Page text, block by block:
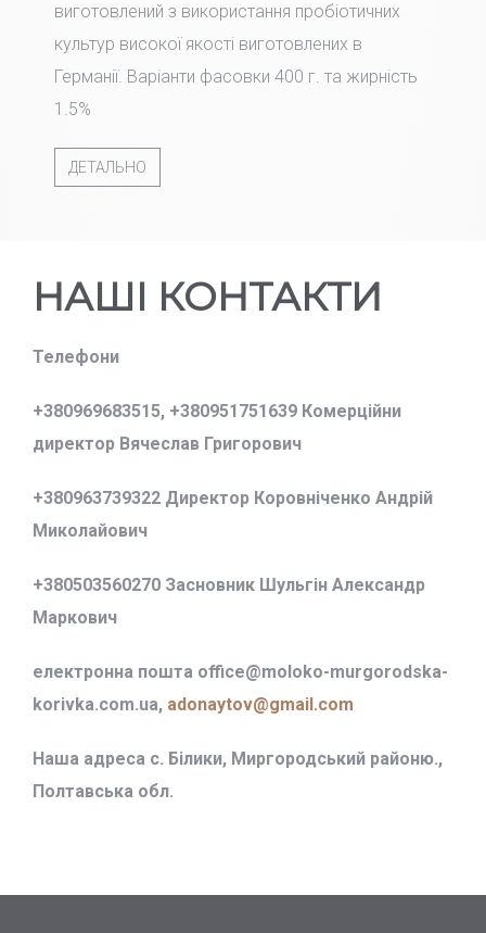
виготовлений з використання пробіотичних
культур високої якості виготовлених в
Германії. Варіанти фасовки 400 г. та жирність
1.5%
ДЕТАЛЬНО
НАШІ КОНТАКТИ
Телефони
+380969683515, +380951751639 Комерційни
директор Вячеслав Григорович
+380963739322 Директор Коровніченко Андрій
Миколайович
+380503560270 Засновник Шульгін Александр
Маркович
електронна пошта office@moloko-murgorodska-
korivka.com.ua, adonaytov@gmail.com
Наша адреса с. Білики, Миргородський районю.,
Полтавська обл.